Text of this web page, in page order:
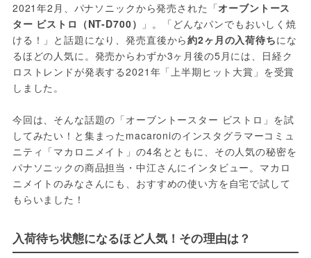
2021年2月、パナソニックから発売された「オーブントース
ター ビストロ（NT-D700）
」。「どんなパンでもおいしく焼
ける！」と話題になり、発売直後から約2ヶ月の入荷待ちにな
るほどの人気に。発売からわずか3ヶ月後の5月には、日経ク
ロストレンドが発表する2021年「上半期ヒット大賞」を受賞
しました。
今回は、そんな話題の「オーブントースター ビストロ」を試
してみたい！と集まったmacaroniのインスタグラマーコミュ
ニティ「マカロニメイト」の4名とともに、その人気の秘密を
パナソニックの商品担当・中江さんにインタビュー。マカロ
ニメイトのみなさんにも、おすすめの使い方を自宅で試して
もらいました！
入荷待ち状態になるほど人気！その理由は？